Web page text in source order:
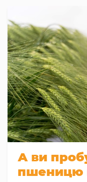
А ви
пшеницю